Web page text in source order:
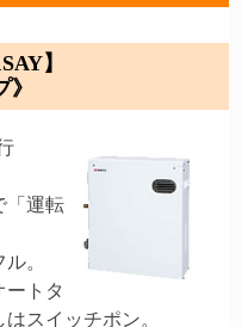
】
「運転
。
ートタ
スイッチポン。